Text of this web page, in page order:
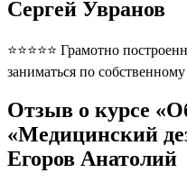
Сергей Увранов
⭐⭐⭐⭐⭐ Грамотно
заниматься по
Отзыв о курсе
«Медицинский
Егоров Анатолий